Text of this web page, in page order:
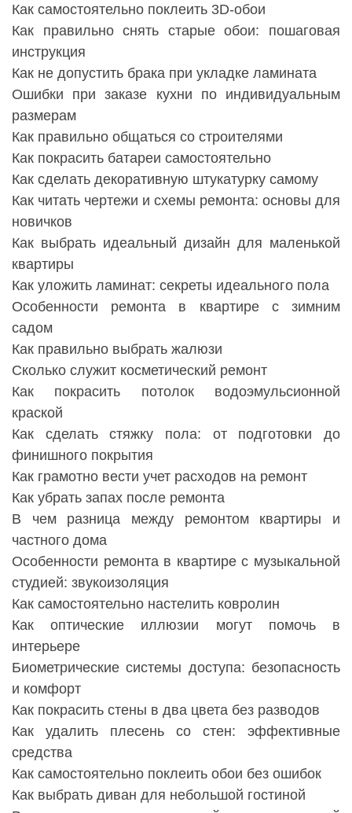
Как самостоятельно поклеить 3D-обои
Как правильно снять старые обои: пошаговая
инструкция
Как не допустить брака при укладке ламината
Ошибки при заказе кухни по индивидуальным
размерам
Как правильно общаться со строителями
Как покрасить батареи самостоятельно
Как сделать декоративную штукатурку самому
Как читать чертежи и схемы ремонта: основы для
новичков
Как выбрать идеальный дизайн для маленькой
квартиры
Как уложить ламинат: секреты идеального пола
Особенности ремонта в квартире с зимним
садом
Как правильно выбрать жалюзи
Сколько служит косметический ремонт
Как покрасить потолок водоэмульсионной
краской
Как сделать стяжку пола: от подготовки до
финишного покрытия
Как грамотно вести учет расходов на ремонт
Как убрать запах после ремонта
В чем разница между ремонтом квартиры и
частного дома
Особенности ремонта в квартире с музыкальной
студией: звукоизоляция
Как самостоятельно настелить ковролин
Как оптические иллюзии могут помочь в
интерьере
Биометрические системы доступа: безопасность
и комфорт
Как покрасить стены в два цвета без разводов
Как удалить плесень со стен: эффективные
средства
Как самостоятельно поклеить обои без ошибок
Как выбрать диван для небольшой гостиной